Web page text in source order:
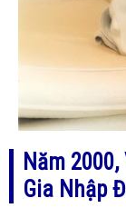
Năm
Gia Nhập